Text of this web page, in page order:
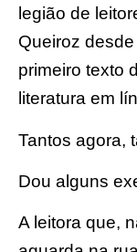
legião de
Queiroz
primeiro texto
literatura em
Tantos agora,
Dou alguns
A leitora que,